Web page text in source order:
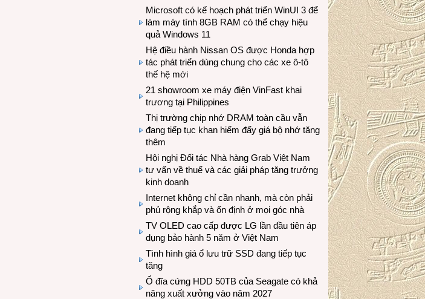
Microsoft có kế hoạch phát triển WinUI 3 để
làm máy tính 8GB RAM có thể chạy hiệu
quả Windows 11
Hệ điều hành Nissan OS được Honda hợp
tác phát triển dùng chung cho các xe ô-tô
thế hệ mới
21 showroom xe máy điện VinFast khai
trương tại Philippines
Thị trường chip nhớ DRAM toàn cầu vẫn
đang tiếp tục khan hiếm đẩy giá bộ nhớ tăng
thêm
Hội nghị Đối tác Nhà hàng Grab Việt Nam
tư vấn về thuế và các giải pháp tăng trưởng
kinh doanh
Internet không chỉ cần nhanh, mà còn phải
phủ rộng khắp và ổn định ở mọi góc nhà
TV OLED cao cấp được LG lần đầu tiên áp
dụng bảo hành 5 năm ở Việt Nam
Tình hình giá ổ lưu trữ SSD đang tiếp tục
tăng
Ổ đĩa cứng HDD 50TB của Seagate có khả
năng xuất xưởng vào năm 2027